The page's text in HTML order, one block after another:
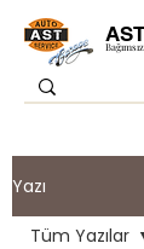
Yazı
Tüm Yazılar